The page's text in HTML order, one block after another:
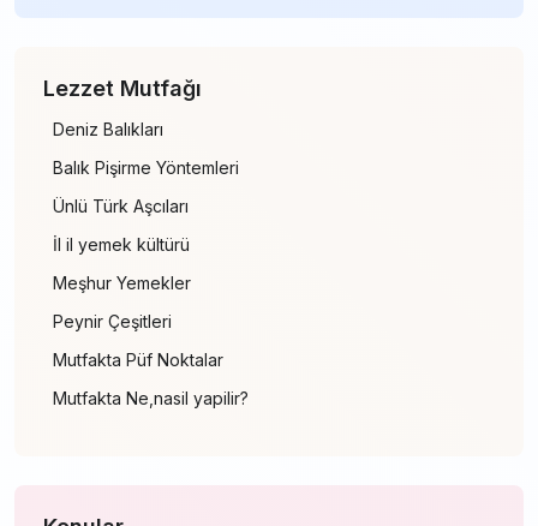
Lezzet Mutfağı
Deniz Balıkları
Balık Pişirme Yöntemleri
Ünlü Türk Aşcıları
İl il yemek kültürü
Meşhur Yemekler
Peynir Çeşitleri
Mutfakta Püf Noktalar
Mutfakta Ne,nasil yapilir?